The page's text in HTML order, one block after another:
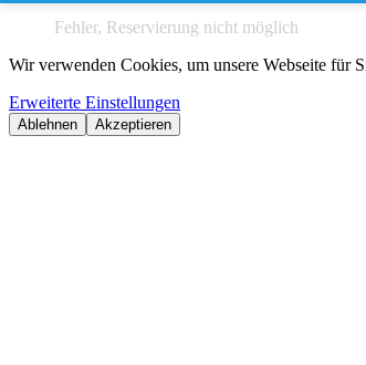
Fehler, Reservierung nicht möglich
Wir verwenden Cookies, um unsere Webseite für
Erweiterte Einstellungen
Ablehnen Akzeptieren